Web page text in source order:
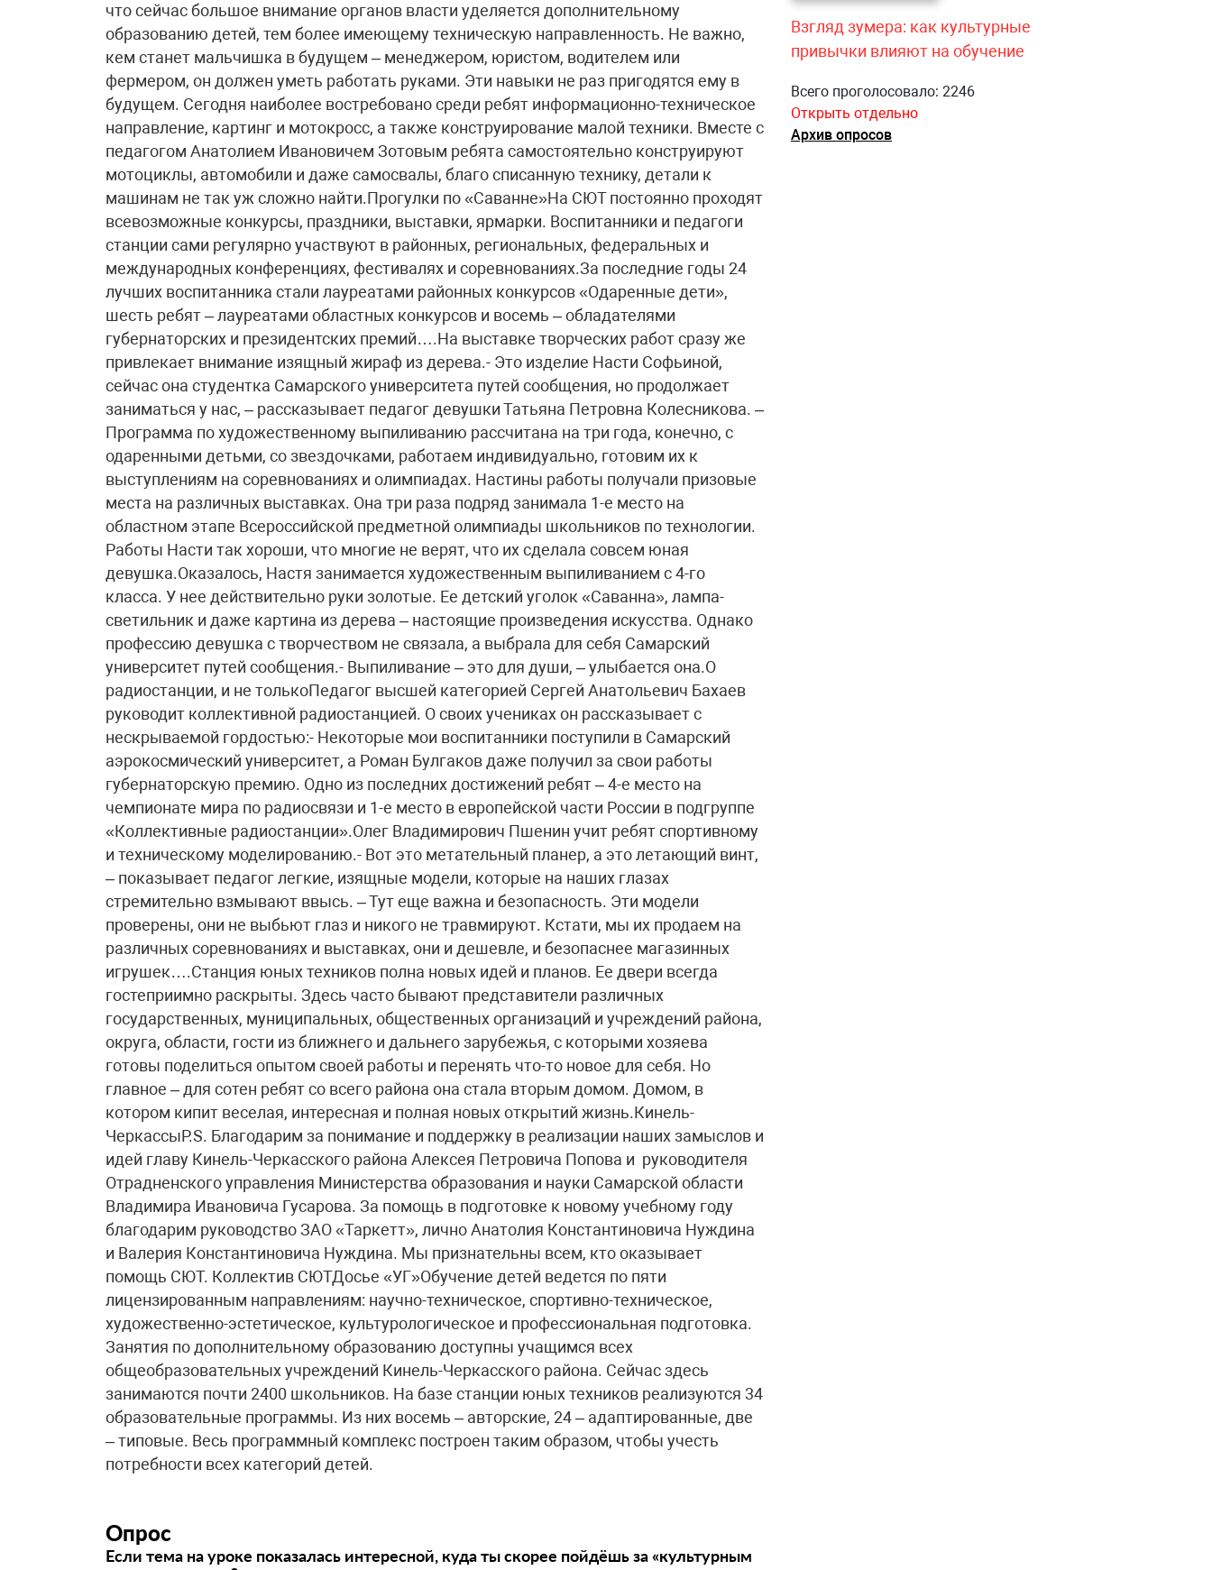
что сейчас большое внимание органов власти уделяется дополнительному
образованию детей, тем более имеющему техническую направленность. Не важно,
кем станет мальчишка в будущем – менеджером, юристом, водителем или
фермером, он должен уметь работать руками. Эти навыки не раз пригодятся ему в
будущем. Сегодня наиболее востребовано среди ребят информационно-техническое
направление, картинг и мотокросс, а также конструирование малой техники. Вместе с
педагогом Анатолием Ивановичем Зотовым ребята самостоятельно конструируют
мотоциклы, автомобили и даже самосвалы, благо списанную технику, детали к
машинам не так уж сложно найти.Прогулки по «Саванне»На СЮТ постоянно проходят
всевозможные конкурсы, праздники, выставки, ярмарки. Воспитанники и педагоги
станции сами регулярно участвуют в районных, региональных, федеральных и
международных конференциях, фестивалях и соревнованиях.За последние годы 24
лучших воспитанника стали лауреатами районных конкурсов «Одаренные дети»,
шесть ребят – лауреатами областных конкурсов и восемь – обладателями
губернаторских и президентских премий….На выставке творческих работ сразу же
привлекает внимание изящный жираф из дерева.- Это изделие Насти Софьиной,
сейчас она студентка Самарского университета путей сообщения, но продолжает
заниматься у нас, – рассказывает педагог девушки Татьяна Петровна Колесникова. –
Программа по художественному выпиливанию рассчитана на три года, конечно, с
одаренными детьми, со звездочками, работаем индивидуально, готовим их к
выступлениям на соревнованиях и олимпиадах. Настины работы получали призовые
места на различных выставках. Она три раза подряд занимала 1-е место на
областном этапе Всероссийской предметной олимпиады школьников по технологии.
Работы Насти так хороши, что многие не верят, что их сделала совсем юная
девушка.Оказалось, Настя занимается художественным выпиливанием с 4-го
класса. У нее действительно руки золотые. Ее детский уголок «Саванна», лампа-
светильник и даже картина из дерева – настоящие произведения искусства. Однако
профессию девушка с творчеством не связала, а выбрала для себя Самарский
университет путей сообщения.- Выпиливание – это для души, – улыбается она.О
радиостанции, и не толькоПедагог высшей категорией Сергей Анатольевич Бахаев
руководит коллективной радиостанцией. О своих учениках он рассказывает с
нескрываемой гордостью:- Некоторые мои воспитанники поступили в Самарский
аэрокосмический университет, а Роман Булгаков даже получил за свои работы
губернаторскую премию. Одно из последних достижений ребят – 4-е место на
чемпионате мира по радиосвязи и 1-е место в европейской части России в подгруппе
«Коллективные радиостанции».Олег Владимирович Пшенин учит ребят спортивному
и техническому моделированию.- Вот это метательный планер, а это летающий винт,
– показывает педагог легкие, изящные модели, которые на наших глазах
стремительно взмывают ввысь. – Тут еще важна и безопасность. Эти модели
проверены, они не выбьют глаз и никого не травмируют. Кстати, мы их продаем на
различных соревнованиях и выставках, они и дешевле, и безопаснее магазинных
игрушек….Станция юных техников полна новых идей и планов. Ее двери всегда
гостеприимно раскрыты. Здесь часто бывают представители различных
государственных, муниципальных, общественных организаций и учреждений района,
округа, области, гости из ближнего и дальнего зарубежья, с которыми хозяева
готовы поделиться опытом своей работы и перенять что-то новое для себя. Но
главное – для сотен ребят со всего района она стала вторым домом. Домом, в
котором кипит веселая, интересная и полная новых открытий жизнь.Кинель-
ЧеркассыP.S. Благодарим за понимание и поддержку в реализации наших замыслов и
идей главу Кинель-Черкасского района Алексея Петровича Попова и руководителя
Отрадненского управления Министерства образования и науки Самарской области
Владимира Ивановича Гусарова. За помощь в подготовке к новому учебному году
благодарим руководство ЗАО «Таркетт», лично Анатолия Константиновича Нуждина
и Валерия Константиновича Нуждина. Мы признательны всем, кто оказывает
помощь СЮТ. Коллектив СЮТДосье «УГ»Обучение детей ведется по пяти
лицензированным направлениям: научно-техническое, спортивно-техническое,
художественно-эстетическое, культурологическое и профессиональная подготовка.
Занятия по дополнительному образованию доступны учащимся всех
общеобразовательных учреждений Кинель-Черкасского района. Сейчас здесь
занимаются почти 2400 школьников. На базе станции юных техников реализуются 34
образовательные программы. Из них восемь – авторские, 24 – адаптированные, две
– типовые. Весь программный комплекс построен таким образом, чтобы учесть
потребности всех категорий детей.
Опрос
Если тема на уроке показалась интересной, куда ты скорее пойдёшь за «культурным
Взгляд зумера: как культурные
привычки влияют на обучение
Всего проголосовало: 2246
Открыть отдельно
Архив опросов